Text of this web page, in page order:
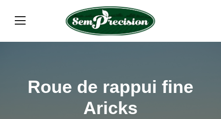
Roue de rappui fine
Aricks